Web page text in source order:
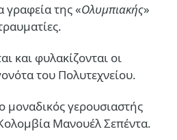
της «Ολυμπιακής»
και φυλακίζονται οι
του Πολυτεχνείου.
μοναδικός γερουσιαστής
Μανουέλ Σεπέντα.